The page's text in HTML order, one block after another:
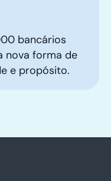
bancários
nova forma de
e propósito.